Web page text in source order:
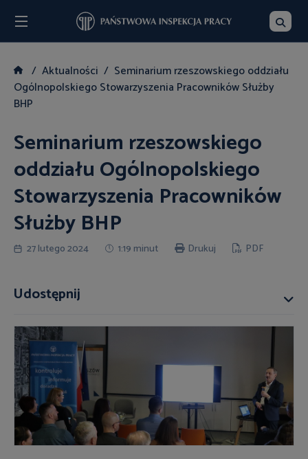
Aktualności
Seminarium rzeszowskiego oddziału
Ogólnopolskiego Stowarzyszenia Pracowników Służby
BHP
Seminarium rzeszowskiego
oddziału Ogólnopolskiego
Stowarzyszenia Pracowników
Służby BHP
27 lutego 2024 1:19 minut Drukuj PDF
Udostępnij
Szukaj